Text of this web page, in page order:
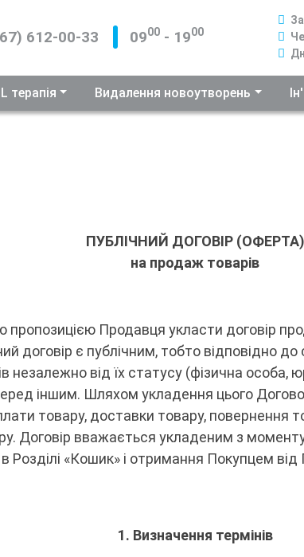
612-00-33 0900- 1900
терапія Видалення новоутворень
ПУБЛІЧНИЙ ДОГОВІР (ОФЕРТА)
на продаж товарів
пропозицією Продавця укласти договір
є публічним, тобто відповідно до
незалежно від їх статусу (фізична
іншим. Шляхом укладення цього
товару, доставки товару, повернення
Договір вважається укладеним з
Розділі «Кошик» і отримання Покупцем
1. Визначення термінів